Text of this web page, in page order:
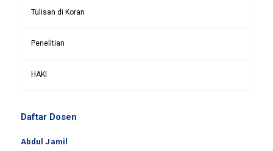
Tulisan di Koran
Penelitian
HAKI
Daftar Dosen
Abdul Jamil